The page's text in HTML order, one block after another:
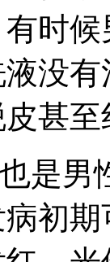
时
没
甚
男
初